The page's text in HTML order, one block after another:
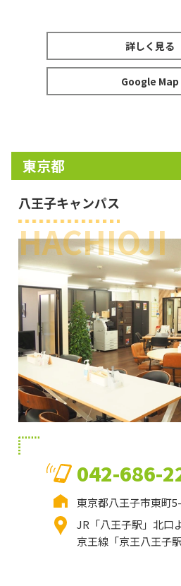
詳しく見る
Google Map
東京都
八王子キャンパス
HACHIOJI
042-686-
東京都八王子市東町
JR「八王子駅」北口
京王線「京王八王子